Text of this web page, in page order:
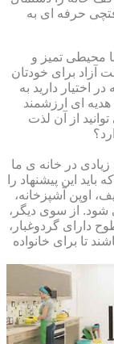
حرفه ای به
محیطی تمیز و
آزاد برای خودتان
اختیار دارید به
ای ارزشمند
از آن لذت
در خانه ی ما
این پیشنهاد را
اوپن آشپزخانه،
شود. از سوی دیگر،
گردوغبار،
تا برای خانواده